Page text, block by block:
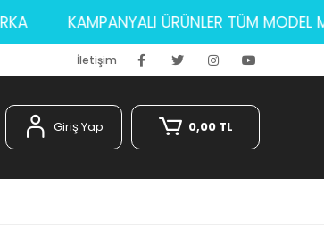
KAMPANYALI ÜRÜNLER TÜM
İletişim
Giriş Yap 0,00 TL